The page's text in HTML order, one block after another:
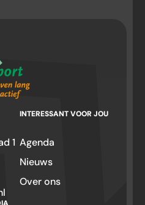
1
INTERESSANT VOOR JOU
Agenda
Nieuws
Over ons